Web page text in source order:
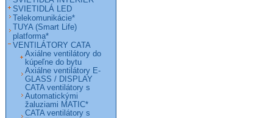
SVIETIDLÁ LED
Telekomunikácie*
TUYA (Smart Life)
platforma*
VENTILÁTORY CATA
Axiálne ventilátory do
kúpeľne do bytu
Axiálne ventilátory E-
GLASS / DISPLAY
CATA ventilátory s
Automatickými
žaluziami MATIC*
CATA ventilátory s